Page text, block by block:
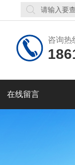
咨询热
在线留言